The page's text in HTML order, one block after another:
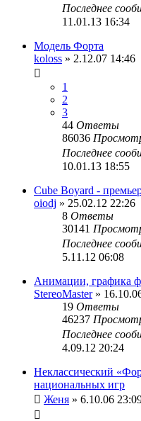
Последнее
11.01.13 16:34
Модель Форта
koloss » 2.12.07 14:46
1
2
3
44 Ответы
86036
Последнее
10.01.13 18:55
Cube Boyard -
oiodj » 25.02.12 22:26
8 Ответы
30141
Последнее
5.11.12 06:08
Анимации, графика
StereoMaster»
19 Ответы
46237
Последнее
4.09.12 20:24
Неклассический
национальных игр
Женя » 6.10.06